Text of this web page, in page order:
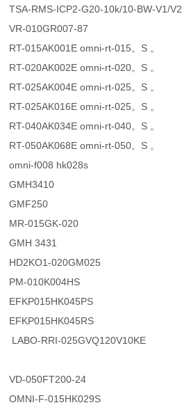
TSA-RMS-ICP2-G20-10k/10-BW-V1/V2
VR-010GR007-87
RT-015AK001E omni-rt-015。S 。
RT-020AK002E omni-rt-020。S 。
RT-025AK004E omni-rt-025。S 。
RT-025AK016E omni-rt-025。S 。
RT-040AK034E omni-rt-040。S 。
RT-050AK068E omni-rt-050。S 。
omni-f008 hk028s
GMH3410
GMF250
MR-015GK-020
GMH 3431
HD2KO1-020GM025
PM-010K004HS
EFKP015HK045PS
EFKP015HK045RS
LABO-RRI-025GVQ120V10KE
VD-050FT200-24
OMNI-F-015HK029S